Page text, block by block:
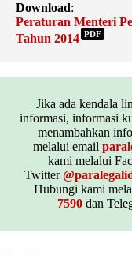
Download:
Peraturan Menteri
Tahun 2014 PDF
Jika ada kendala
informasi, informasi
menambahkan
melalui email
kami melalui
Twitter
Hubungi kami
7590dan